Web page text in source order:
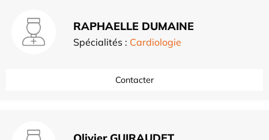
RAPHAELLE DUMAINE
Spécialités : Cardiologie
Contacter